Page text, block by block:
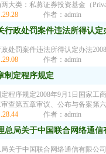
大类：私募证券投资基金（
作者：admin
行政处罚案件违法所得认定
处罚案件违法所得认定办法
作者：admin
制定程序规定
程序规定2008年9月1日国家工
查第五章审议、公布与备案第
作者：admin
总局关于中国联合网络通
关于中国联合网络通信有限公